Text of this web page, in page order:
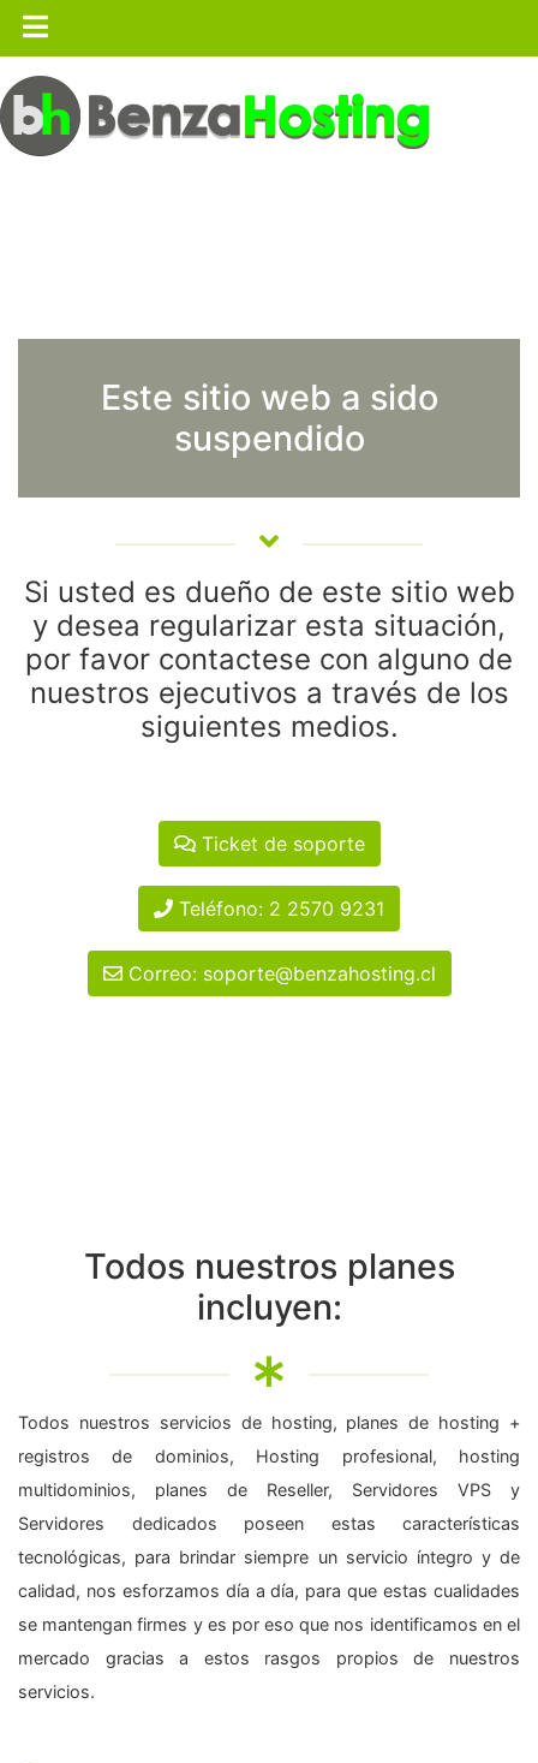
Este sitio web a sido
suspendido
Si usted es dueño de este sitio web
y desea regularizar esta situación,
por favor contactese con alguno de
nuestros ejecutivos a través de los
siguientes medios.
Ticket de soporte
Teléfono: 2 2570 9231
Correo: soporte@benzahosting.cl
Todos nuestros planes
incluyen:
Todos nuestros servicios de hosting, planes de hosting +
registros de dominios, Hosting profesional, hosting
multidominios, planes de Reseller, Servidores VPS y
Servidores dedicados poseen estas características
tecnológicas, para brindar siempre un servicio íntegro y de
calidad, nos esforzamos día a día, para que estas cualidades
se mantengan firmes y es por eso que nos identificamos en el
mercado gracias a estos rasgos propios de nuestros
servicios.